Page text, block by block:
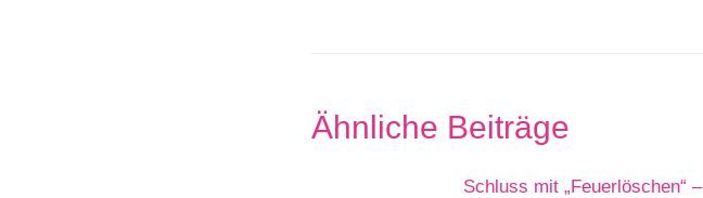
Ähnliche Beiträge
Schluss mit „Feuerlöschen“ –